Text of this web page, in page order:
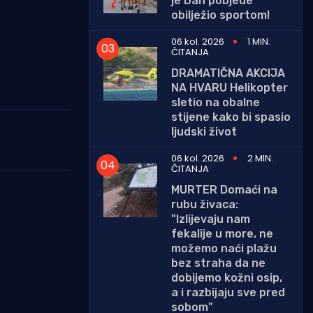
obilježio sportom!
06 kol. 2026
1 MIN.
ČITANJA
DRAMATIČNA AKCIJA
NA HVARU Helikopter
sletio na obalne
stijene kako bi spasio
ljudski život
06 kol. 2026
2 MIN.
ČITANJA
MURTER Domaći na
rubu živaca:
"Izlijevaju nam
fekalije u more, ne
možemo naći plažu
bez straha da ne
dobijemo kožni osip,
a i razbijaju sve pred
sobom"